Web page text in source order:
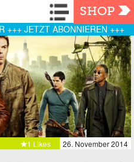
Navigation
SHOP
+++ JETZT ABONNIEREN +++
26. November 2014
1 Likes